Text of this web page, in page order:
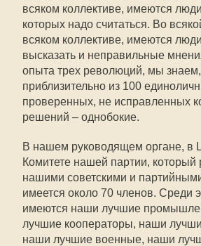
всяком коллективе, имеются
которых надо считаться. Во
всяком коллективе, имеются
высказать и неправильные
опыта трех революций, мы знаем,
приблизительно из 100
проверенных, не исправленных
решений – однобокие.
В нашем руководящем органе, в
Комитете нашей партии, который
нашими советскими и
имеется около 70 членов. Среди
имеются наши лучшие
лучшие кооператоры, наши
наши лучшие военные, наши